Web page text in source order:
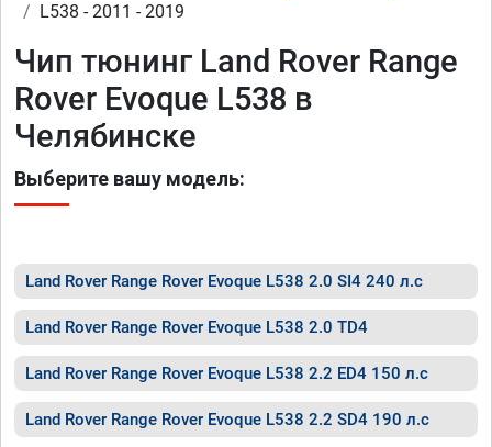
L538 - 2011 - 2019
Чип тюнинг Land Rover Range
Rover Evoque L538 в
Челябинске
Выберите вашу модель:
Land Rover Range Rover Evoque L538 2.0 SI4 240 л.с
Land Rover Range Rover Evoque L538 2.0 TD4
Land Rover Range Rover Evoque L538 2.2 ED4 150 л.с
Land Rover Range Rover Evoque L538 2.2 SD4 190 л.с